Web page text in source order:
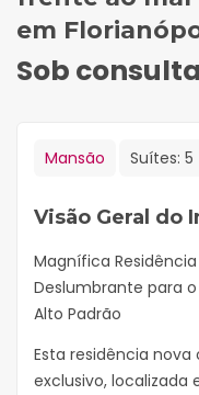
em
Sob consulta
Mansão Suítes: 5
Visão Geral do
Magnífica
Deslumbrante para
Alto Padrão
Esta residência
exclusivo,